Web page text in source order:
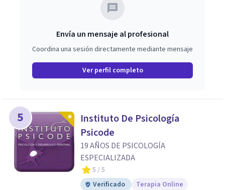
Envía un mensaje al profesional
Coordina una sesión directamente mediante mensaje
Ver perfil completo
5
Instituto De Psicología
Psicode
19 AÑOS DE PSICOLOGÍA
ESPECIALIZADA
5 / 5
Verificado
Terapia Online